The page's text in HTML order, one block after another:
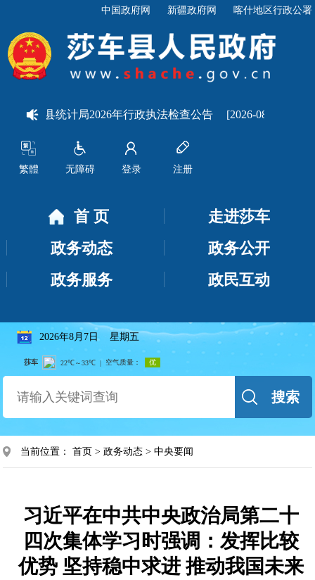
中国政府网 新疆政府网 喀什地区行政公署
莎车县统计局2026年行政执法检查公告 [2026-08-07]
繁體 无障碍 登录 注册
首 页
走进莎车
政务动态
政务公开
政务服务
政民互动
2026年8月7日 星期五
搜索
当前位置：首页 >政务动态 >中央要闻
习近平在中共中央政治局第二十
四次集体学习时强调：发挥比较
优势 坚持稳中求进 推动我国未来